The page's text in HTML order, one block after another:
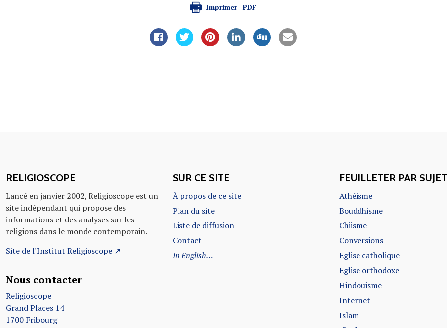
Imprimer | PDF
RELIGIOSCOPE
Lancé en janvier 2002, Religioscope est un
site indépendant qui propose des
informations et des analyses sur les
religions dans le monde contemporain.
Site de l'Institut Religioscope ↗
Nous contacter
Religioscope
Grand Places 14
1700 Fribourg
SUR CE SITE
À propos de ce site
Plan du site
Liste de diffusion
Contact
In English…
FEUILLETER PAR SUJET
Athéisme
Bouddhisme
Chiisme
Conversions
Eglise catholique
Eglise orthodoxe
Hindouisme
Internet
Islam